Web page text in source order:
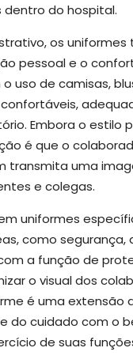
do hospital.
os uniformes
pessoal e o
uso de camisas,
Embora o estilo
é que o
transmita uma
e colegas.
uniformes
como segurança,
a função de
o visual dos
é uma extensão
do cuidado com o
de suas